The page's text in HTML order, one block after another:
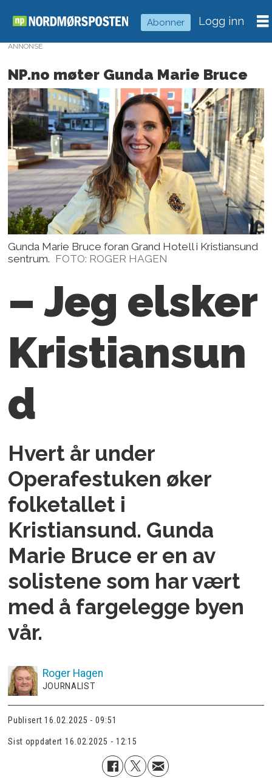
Abonner Logg inn
ANNONSE
NP.no møter Gunda Marie Bruce
Gunda Marie Bruce foran Grand Hotell i Kristiansund
sentrum. FOTO: ROGER HAGEN
– Jeg elsker
Kristiansun
d
Hvert år under
Operafestuken øker
folketallet i
Kristiansund. Gunda
Marie Bruce er en av
solistene som har vært
med å fargelegge byen
vår.
Roger Hagen
JOURNALIST
Publisert 16.02.2025 - 09:51
Sist oppdatert 16.02.2025 - 12:15